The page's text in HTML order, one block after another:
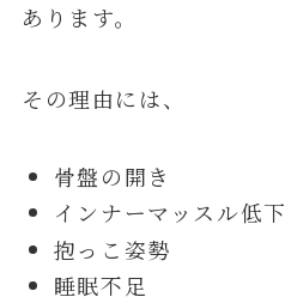
あります。
その理由には、
骨盤の開き
インナーマッスル低下
抱っこ姿勢
睡眠不足